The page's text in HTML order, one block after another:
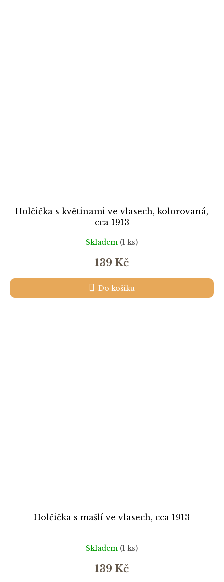
Holčička s květinami ve vlasech, kolorovaná,
cca 1913
Skladem (1 ks)
139 Kč
Do košíku
Holčička s mašlí ve vlasech, cca 1913
Skladem (1 ks)
139 Kč